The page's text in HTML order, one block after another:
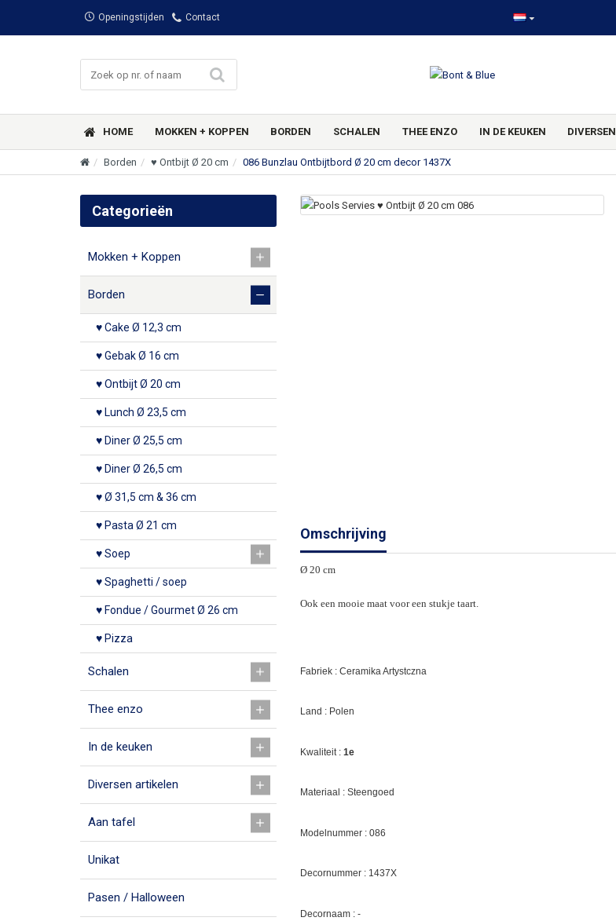
Openingstijden Contact
HOME MOKKEN + KOPPEN BORDEN SCHALEN THEE ENZO IN DE KEUKEN DIVERSEN
Borden ♥ Ontbijt Ø 20 cm 086 Bunzlau Ontbijtbord Ø 20 cm decor 1437X
Categorieën
Mokken + Koppen
Borden
♥ Cake Ø 12,3 cm
♥ Gebak Ø 16 cm
♥ Ontbijt Ø 20 cm
♥ Lunch Ø 23,5 cm
♥ Diner Ø 25,5 cm
♥ Diner Ø 26,5 cm
♥ Ø 31,5 cm & 36 cm
♥ Pasta Ø 21 cm
♥ Soep
♥ Spaghetti / soep
♥ Fondue / Gourmet Ø 26 cm
♥ Pizza
Schalen
Thee enzo
In de keuken
Diversen artikelen
Aan tafel
Unikat
Pasen / Halloween
Omschrijving
Ø 20 cm
Ook een mooie maat voor een stukje taart.
Fabriek : Ceramika Artystczna
Land : Polen
Kwaliteit : 1e
Materiaal : Steengoed
Modelnummer : 086
Decornummer : 1437X
Decornaam : -